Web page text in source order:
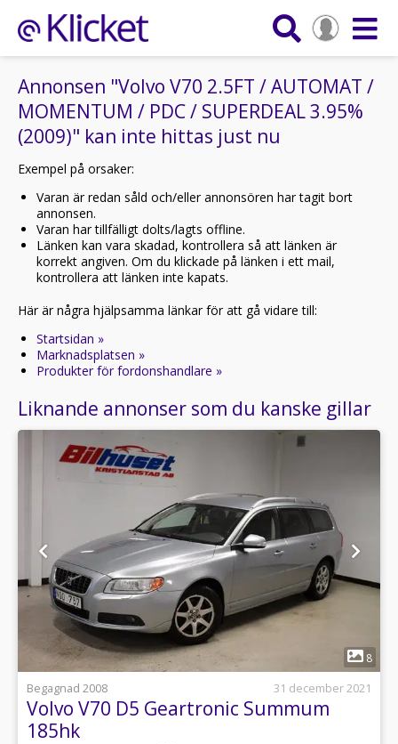
Annonsen "Volvo V70 2.5FT / AUTOMAT /
MOMENTUM / PDC / SUPERDEAL 3.95%
(2009)" kan inte hittas just nu
Exempel på orsaker:
Varan är redan såld och/eller annonsören har tagit bort
annonsen.
Varan har tillfälligt dolts/lagts offline.
Länken kan vara skadad, kontrollera så att länken är
korrekt angiven. Om du klickade på länken i ett mail,
kontrollera att länken inte kapats.
Här är några hjälpsamma länkar för att gå vidare till:
Startsidan »
Marknadsplatsen »
Produkter för fordonshandlare »
Liknande annonser som du kanske gillar
1
8
Begagnad 2008
31 december 2021
Volvo V70 D5 Geartronic Summum
185hk